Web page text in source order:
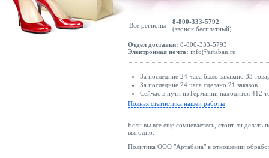
Все регионы
8-800-333-5792
(звонок бесплатный)
Отдел доставки: 8-800-333-5793
Электронная почта: info@artaban.ru
За последние 24 часа было заказано 33
За последние 24 часа сделано 21 заказов.
Сейчас в пути из Германии находится 412
Полная статистика нашей работы
Если вы все еще сомневаетесь, стоит ли делать
выгодно.
Политика ООО "Артабана" в отношении